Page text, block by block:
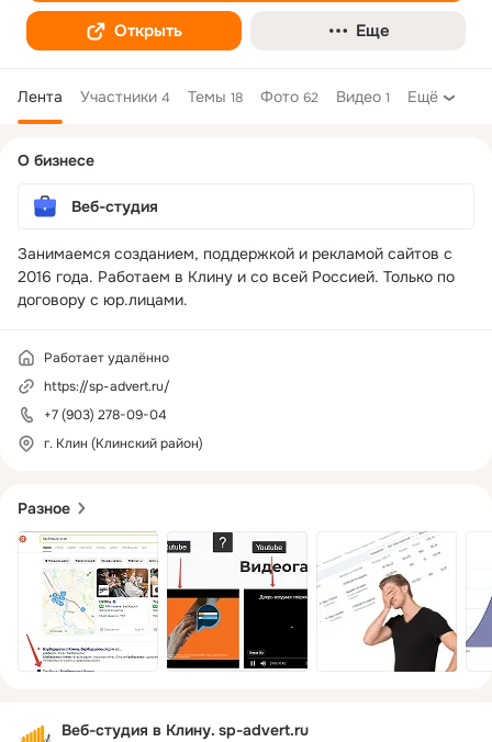
Открыть Еще
Лента Участники 4 Темы 18 Фото 62 Видео 1 Ещё
Разное
Веб-студия в Клину. sp-advert.ru
колонка
О бизнесе
Веб-студия
Занимаемся созданием, поддержкой и рекламой сайтов с
2016 года. Работаем в Клину и со всей Россией. Только по
договору с юр.лицами.
Работает удалённо
https://sp-advert.ru/
+7 (903) 278-09-04
г. Клин (Клинский район)